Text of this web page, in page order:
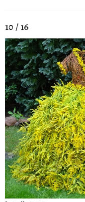
10 / 16